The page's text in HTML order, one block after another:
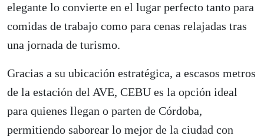
elegante lo convierte en el lugar perfecto tanto para
comidas de trabajo como para cenas relajadas tras
una jornada de turismo.
Gracias a su ubicación estratégica, a escasos metros
de la estación del AVE, CEBU es la opción ideal
para quienes llegan o parten de Córdoba,
permitiendo saborear lo mejor de la ciudad con